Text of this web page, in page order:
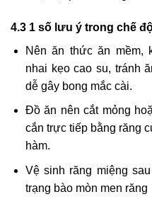
4.3 1 số lưu ý trong chế
Nên ăn thức ăn mềm,
nhai kẹo cao su, tránh
dễ gây bong mắc cài.
Đồ ăn nên cắt mỏng
cắn trực tiếp bằng răng
hàm.
Vệ sinh răng miệng
trạng bào mòn men răng